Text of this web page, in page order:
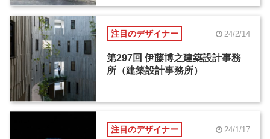
注目のデザイナー 24/2/14
第297回 伊藤博之建築設計事務
所（建築設計事務所）
注目のデザイナー 24/1/17